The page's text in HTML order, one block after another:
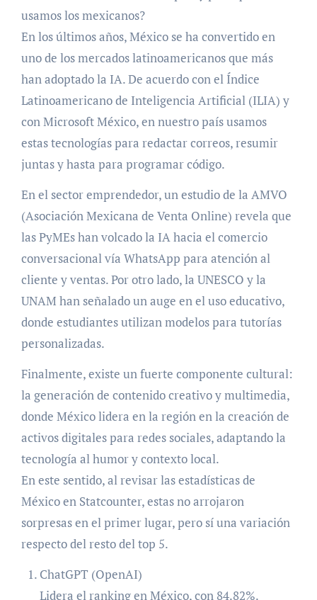
usamos los mexicanos?
En los últimos años, México se ha convertido en
uno de los mercados latinoamericanos que más
han adoptado la IA. De acuerdo con el Índice
Latinoamericano de Inteligencia Artificial (ILIA) y
con Microsoft México, en nuestro país usamos
estas tecnologías para redactar correos, resumir
juntas y hasta para programar código.
En el sector emprendedor, un estudio de la AMVO
(Asociación Mexicana de Venta Online) revela que
las PyMEs han volcado la IA hacia el comercio
conversacional vía WhatsApp para atención al
cliente y ventas. Por otro lado, la UNESCO y la
UNAM han señalado un auge en el uso educativo,
donde estudiantes utilizan modelos para tutorías
personalizadas.
Finalmente, existe un fuerte componente cultural:
la generación de contenido creativo y multimedia,
donde México lidera en la región en la creación de
activos digitales para redes sociales, adaptando la
tecnología al humor y contexto local.
En este sentido, al revisar las estadísticas de
México en Statcounter, estas no arrojaron
sorpresas en el primer lugar, pero sí una variación
respecto del resto del top 5.
ChatGPT (OpenAI)
Lidera el ranking en México, con 84.82%.